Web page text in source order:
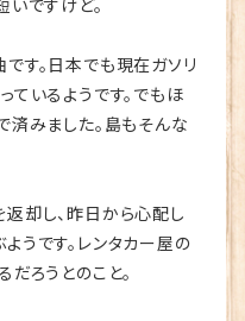
いですけど。
す。日本でも現在ガソリ
ているようです。でもほ
済みました。島もそんな
却し、昨日から心配し
うです。レンタカー屋の
だろうとのこと。